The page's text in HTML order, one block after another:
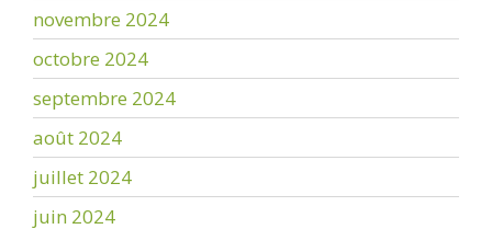
novembre 2024
octobre 2024
septembre 2024
août 2024
juillet 2024
juin 2024